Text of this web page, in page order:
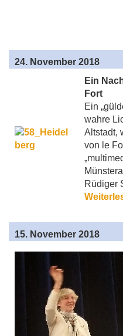
24. November 2018
Ein
Fort
Ein
wahre
Altstadt,
von le
Rüdiger
15. November 2018